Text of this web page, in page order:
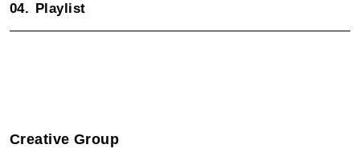
04. Playlist
Creative Group